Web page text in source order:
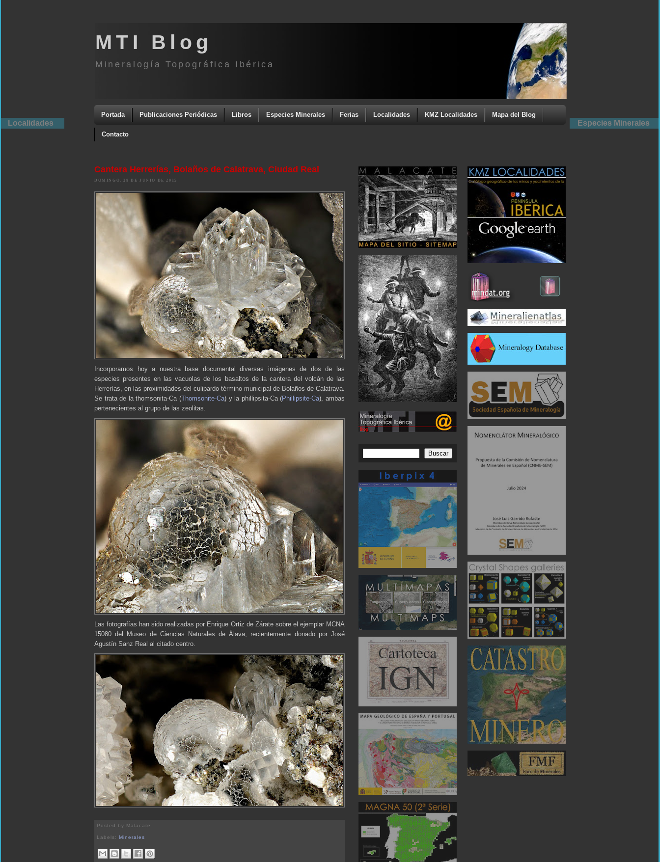
MTI Blog
Mineralogía Topográfica Ibérica
Portada Publicaciones Periódicas Libros Especies Minerales Ferias Localidades KMZ Localidades Mapa del Blog
Contacto
Cantera Herrerías, Bolaños de Calatrava, Ciudad Real
DOMINGO, 28 DE JUNIO DE 2015
Incorporamos hoy a nuestra base documental diversas imágenes de dos de las
especies presentes en las vacuolas de los basaltos de la cantera del volcán de las
Herrerías, en las proximidades del culipardo término municipal de Bolaños de Calatrava.
Se trata de la thomsonita-Ca (Thomsonite-Ca) y la phillipsita-Ca (Phillipsite-Ca), ambas
pertenecientes al grupo de las zeolitas.
Las fotografías han sido realizadas por Enrique Ortiz de Zárate sobre el ejemplar MCNA
15080 del Museo de Ciencias Naturales de Álava, recientemente donado por José
Agustín Sanz Real al citado centro.
Posted by Malacate
Labels:Minerales
Localidades Especies Minerales